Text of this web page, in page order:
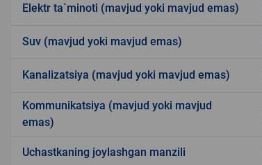
Elektr ta`minoti (mavjud yoki mavjud emas)
Suv (mavjud yoki mavjud emas)
Kanalizatsiya (mavjud yoki mavjud emas)
Kommunikatsiya (mavjud yoki mavjud
emas)
Uchastkaning joylashgan manzili